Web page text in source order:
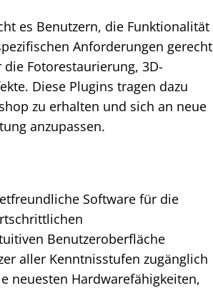
es Benutzern, die Funktionalität
Anforderungen gerecht
Fotorestaurierung, 3D-
Diese Plugins tragen dazu
zu erhalten und sich an neue
anzupassen.
Software für die
Benutzeroberfläche
aller Kenntnisstufen zugänglich
neuesten Hardwarefähigkeiten,